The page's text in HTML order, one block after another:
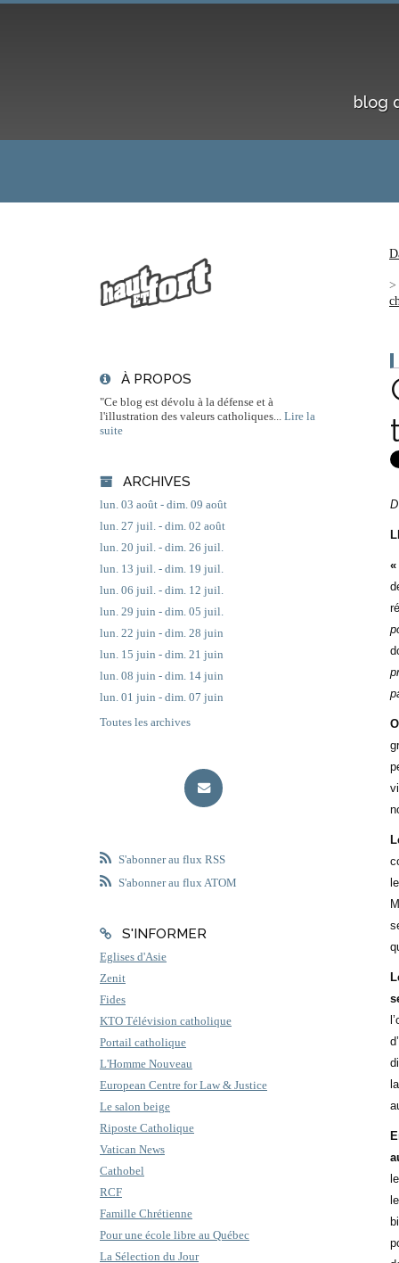
blog
À PROPOS
"Ce blog est dévolu à la défense et à
l'illustration des valeurs catholiques...
Lire la
suite
ARCHIVES
lun. 03 août - dim. 09 août
lun. 27 juil. - dim. 02 août
lun. 20 juil. - dim. 26 juil.
lun. 13 juil. - dim. 19 juil.
lun. 06 juil. - dim. 12 juil.
lun. 29 juin - dim. 05 juil.
lun. 22 juin - dim. 28 juin
lun. 15 juin - dim. 21 juin
lun. 08 juin - dim. 14 juin
lun. 01 juin - dim. 07 juin
Toutes les archives
S'abonner au flux RSS
S'abonner au flux ATOM
S'INFORMER
Eglises d'Asie
Zenit
Fides
KTO Télévision catholique
Portail catholique
L'Homme Nouveau
European Centre for Law & Justice
Le salon beige
Riposte Catholique
Vatican News
Cathobel
RCF
Famille Chrétienne
Pour une école libre au Québec
La Sélection du Jour
«